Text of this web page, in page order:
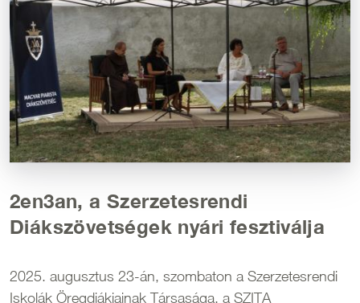
2en3an, a Szerzetesrendi
Diákszövetségek nyári fesztiválja
2025. augusztus 23-án, szombaton a Szerzetesrendi
Iskolák Öregdiákjainak Társasága, a SZITA